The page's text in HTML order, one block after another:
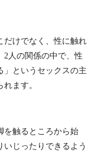
だけでなく、性に触れ
2人の関係の中で、性
」というセックスの主
ます。
を触るところから始
じったりできるよう